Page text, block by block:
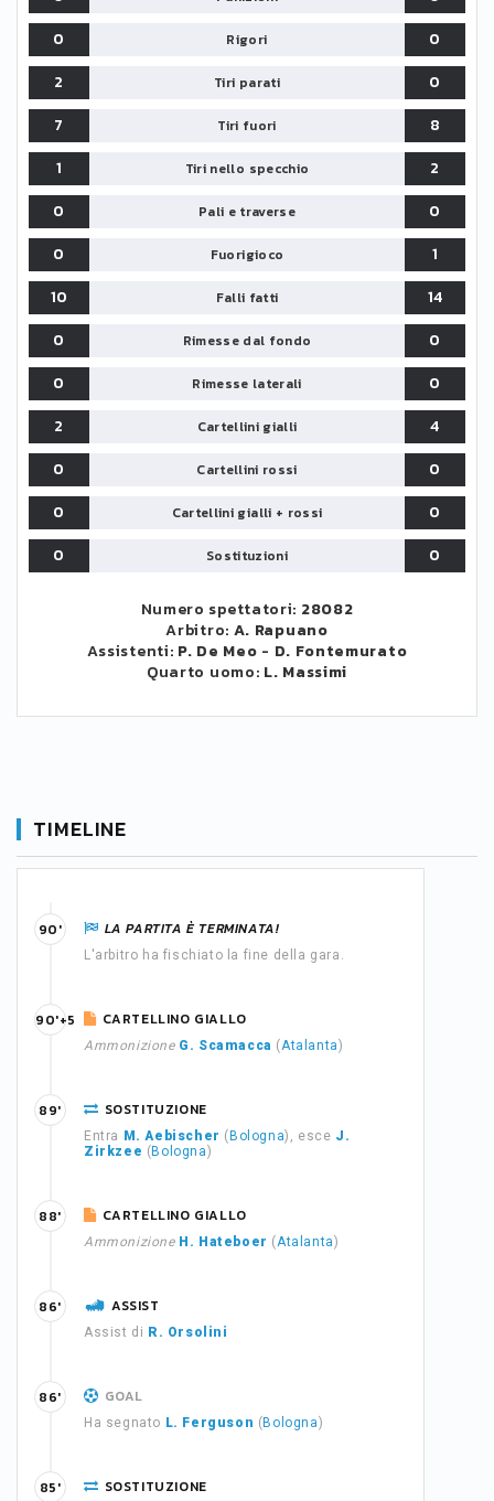
0
Rigori
0
2
Tiri parati
0
7
Tiri fuori
8
1
Tiri nello specchio
2
0
Pali e traverse
0
0
Fuorigioco
1
10
Falli fatti
14
0
Rimesse dal fondo
0
0
Rimesse laterali
0
2
Cartellini gialli
4
0
Cartellini rossi
0
0
Cartellini gialli + rossi
0
0
Sostituzioni 0
Numero spettatori: 28082
Arbitro: A. Rapuano
Assistenti: P. De Meo - D. Fontemurato
Quarto uomo: L. Massimi
TIMELINE
LA PARTITA È TERMINATA!
L'arbitro ha fischiato la fine della gara.
90'
CARTELLINO GIALLO
Ammonizione G. Scamacca (Atalanta)
90'+5
SOSTITUZIONE
Entra M. Aebischer ( Bologna), esce J.
Zirkzee ( Bologna)
89'
CARTELLINO GIALLO
Ammonizione H. Hateboer (Atalanta)
88'
ASSIST
Assist di R. Orsolini
86'
GOAL
Ha segnato L. Ferguson ( Bologna)
86'
SOSTITUZIONE
85'